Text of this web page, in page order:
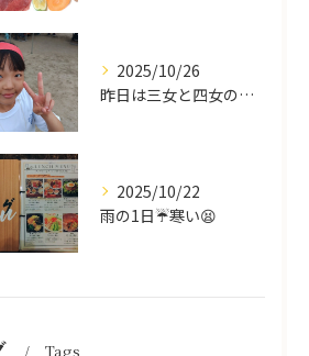
2025/10/26
昨日は三女と四女の運動会🥰
2025/10/22
雨の1日☔寒い😫
Tags